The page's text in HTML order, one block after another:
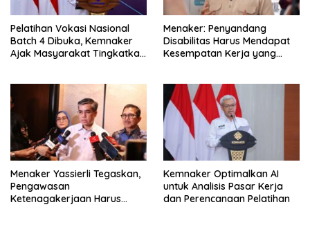
Pelatihan Vokasi Nasional
Batch 4 Dibuka, Kemnaker
Ajak Masyarakat Tingkatkan
Menaker: Penyandang
Disabilitas Harus Mendapat
Kesempatan Kerja yang
Menaker Yassierli Tegaskan,
Pengawasan
Ketenagakerjaan Harus
Kemnaker Optimalkan AI
untuk Analisis Pasar Kerja
dan Perencanaan Pelatihan